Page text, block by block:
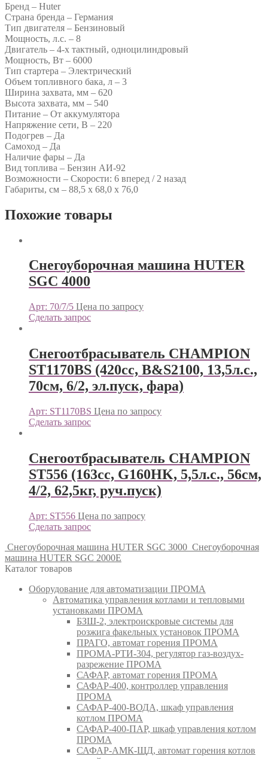
Бренд – Huter
Страна бренда – Германия
Тип двигателя – Бензиновый
Мощность, л.с. – 8
Двигатель – 4-х тактный, одноцилиндровый
Мощность, Вт – 6000
Тип стартера – Электрический
Объем топливного бака, л – 3
Ширина захвата, мм – 620
Высота захвата, мм – 540
Питание – От аккумулятора
Напряжение сети, В – 220
Подогрев – Да
Самоход – Да
Наличие фары – Да
Вид топлива – Бензин АИ-92
Возможности – Скорости: 6 вперед / 2 назад
Габариты, см – 88,5 х 68,0 х 76,0
Похожие товары
Снегоуборочная машина HUTER
SGC 4000
Арт: 70/7/5 Цена по запросу
Сделать запрос
Снегоотбрасыватель CHAMPION
ST1170BS (420сс, B&S2100, 13,5л.с.,
70см, 6/2, эл.пуск, фара)
Арт: ST1170BS Цена по запросу
Сделать запрос
Снегоотбрасыватель CHAMPION
ST556 (163сс, G160HK, 5,5л.с., 56см,
4/2, 62,5кг, руч.пуск)
Арт: ST556 Цена по запросу
Сделать запрос
Снегоуборочная машина HUTER SGC 3000 Снегоуборочная
машина HUTER SGC 2000E
Каталог товаров
Оборудование для автоматизации ПРОМА
Автоматика управления котлами и тепловыми
установками ПРОМА
БЗШ-2, электроискровые системы для
розжига факельных установок ПРОМА
ПРАГО, автомат горения ПРОМА
ПРОМА-РТИ-304, регулятор газ-воздух-
разрежение ПРОМА
САФАР, автомат горения ПРОМА
САФАР-400, контроллер управления
ПРОМА
САФАР-400-ВОДА, шкаф управления
котлом ПРОМА
САФАР-400-ПАР, шкаф управления котлом
ПРОМА
САФАР-АМК-ЩД, автомат горения котлов